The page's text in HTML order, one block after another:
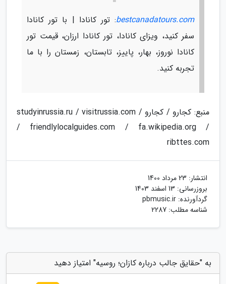
bestcanadatours.com: تور کانادا | با تور کانادا
سفر کنید، ویزای کانادا، تور کانادا ارزان، قیمت تور
کانادا نوروز، بهار، پاییز، تابستان، زمستان را با ما
تجربه کنید.
منبع: کجارو / کجارو / studyinrussia.ru / visitrussia.com
/ friendlylocalguides.com / fa.wikipedia.org /
ribttes.com
انتشار: 23 مرداد 1400
بروزرسانی: 13 اسفند 1403
گردآورنده: pbmusic.ir
شناسه مطلب: 2287
به "حقایق جالب درباره کازان؛ روسیه" امتیاز دهید